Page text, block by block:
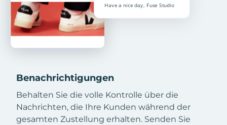
Benachrichtigungen
Behalten Sie die volle Kontrolle über die
Nachrichten, die Ihre Kunden während der
gesamten Zustellung erhalten. Senden Sie